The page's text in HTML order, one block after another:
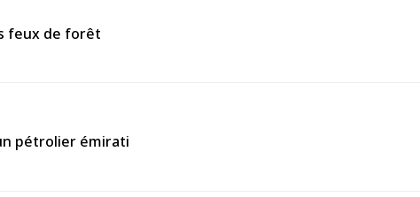
feux de forêt
pétrolier émirati